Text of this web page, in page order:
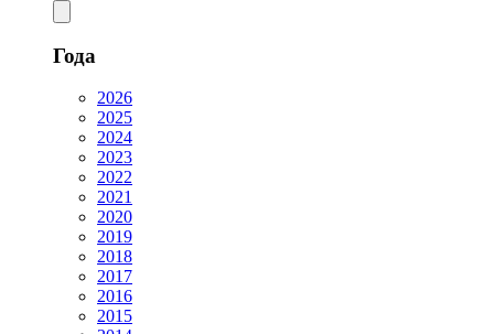
Года
2026
2025
2024
2023
2022
2021
2020
2019
2018
2017
2016
2015